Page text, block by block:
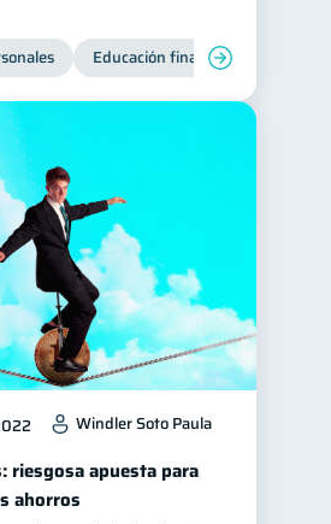
Educación financiera
Windler Soto Paula
riesgosa apuesta para
ahorros